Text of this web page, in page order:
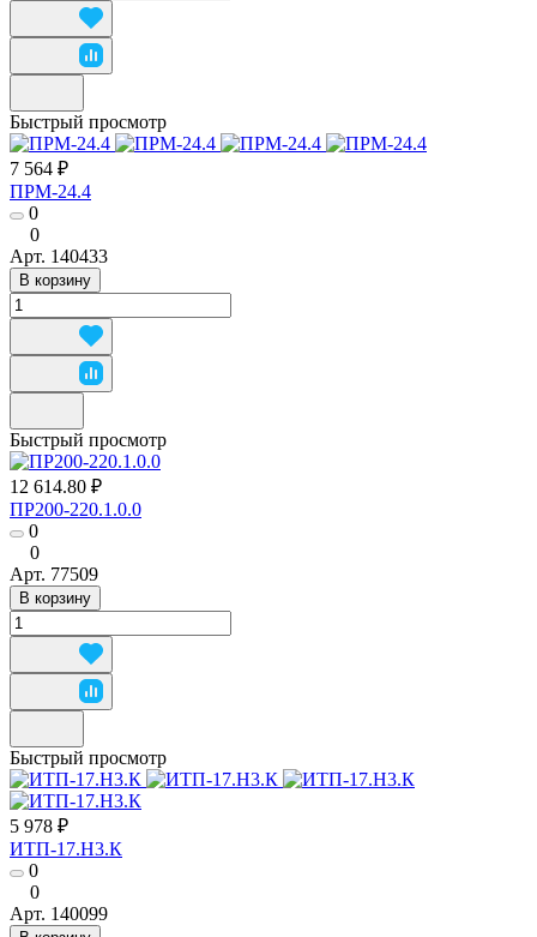
Быстрый просмотр
7 564 ₽
ПРМ-24.4
0
0
Арт. 140433
В корзину
Быстрый просмотр
12 614.80 ₽
ПР200-220.1.0.0
0
0
Арт. 77509
В корзину
Быстрый просмотр
5 978 ₽
ИТП-17.Н3.К
0
0
Арт. 140099